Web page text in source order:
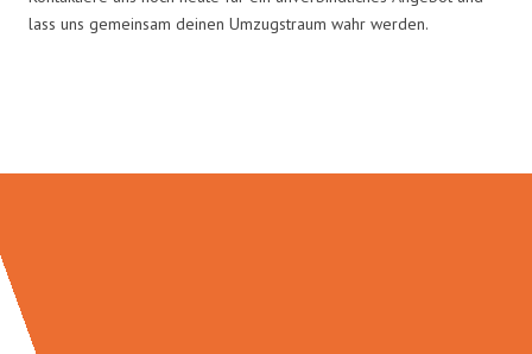
lass uns gemeinsam deinen Umzugstraum wahr werden.